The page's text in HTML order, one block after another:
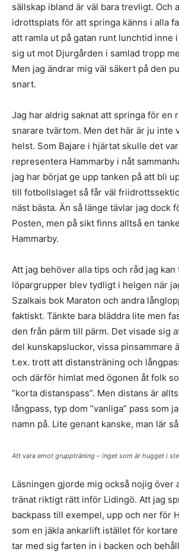
sällskap ibland är väl bara trevligt. Och
idrottsplats för att springa känns i alla
att ramla ut på gatan runt lunchtid inne
sig ut mot Djurgården i samlad tropp
Men jag ändrar mig väl säkert på den
snart.
Jag har aldrig saknat att springa för en
snarare tvärtom. Men det här är ju inte
helst. Som Bajare i hjärtat skulle det
representera Hammarby i nåt
jag har börjat ge upp tanken på att bli
till fotbollslaget så får väl
näst bästa. Än så länge tävlar jag dock
Posten, men på sikt finns alltså en
Hammarby.
Att jag behöver alla tips och råd jag kan
löpargrupper blev tydligt i helgen när
Szalkais bok Maraton och andra
faktiskt. Tänkte bara bläddra lite men
den från pärm till pärm. Det visade sig
del kunskapsluckor, vissa pinsammare
t.ex. trott att distansträning och
och därför himlat med ögonen åt folk
”korta distanspass”. Men distans är
långpass, typ dom ”vanliga” pass som
namn på. Lite genant kanske, man lär
Att vara emot gruppträning – inget som är hugget i
Läsningen gjorde mig också nojig över
tränat riktigt rätt inför Lidingö. Att jag
backpass till exempel, upp och ner för
som en jäkla ankarlift istället för kortare
tar med sig farten in i backen och